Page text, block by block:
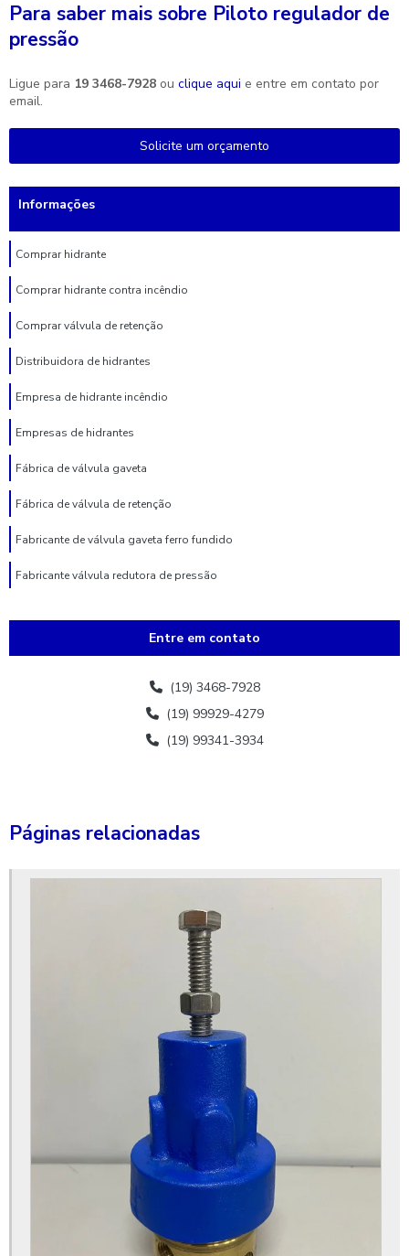
Para saber mais sobre Piloto regulador de
pressão
Ligue para 19 3468-7928 ou clique aqui e entre em contato por
email.
Solicite um orçamento
Informações
Comprar hidrante
Comprar hidrante contra incêndio
Comprar válvula de retenção
Distribuidora de hidrantes
Empresa de hidrante incêndio
Empresas de hidrantes
Fábrica de válvula gaveta
Fábrica de válvula de retenção
Fabricante de válvula gaveta ferro fundido
Fabricante válvula redutora de pressão
Hidrante de coluna completo
Hidrante contra incêndios comprar
Hidrantes de incêndio valor
Piloto redutor de pressão
Entre em contato
(19) 3468-7928
(19) 99929-4279
(19) 99341-3934
Páginas relacionadas